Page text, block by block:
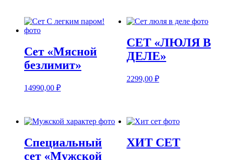
Сет «Мясной
безлимит»
14990,00 ₽
СЕТ «ЛЮЛЯ В
ДЕЛЕ»
2299,00 ₽
Специальный
сет «Мужской
ХИТ СЕТ